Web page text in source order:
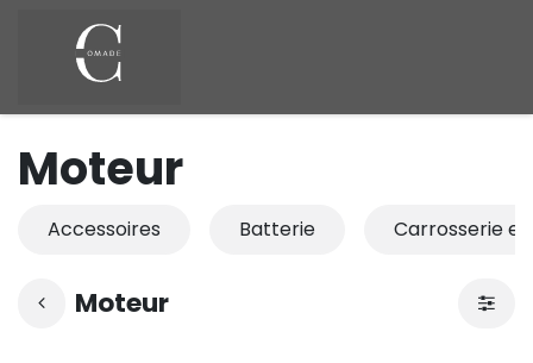
Moteur
Accessoires Batterie Carrosserie
Moteur